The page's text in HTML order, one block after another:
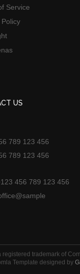
Service
Policy
US
789 123 456
789 123 456
456 789 123 456
registered trademark of
Template designed by